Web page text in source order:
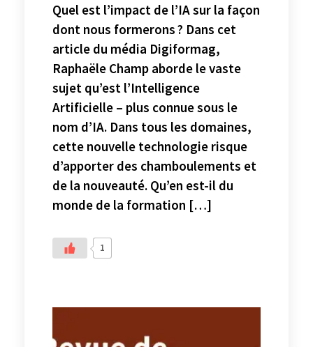
Quel est l’impact de l’IA sur la façon
dont nous formerons ? Dans cet
article du média Digiformag,
Raphaële Champ aborde le vaste
sujet qu’est l’Intelligence
Artificielle – plus connue sous le
nom d’IA. Dans tous les domaines,
cette nouvelle technologie risque
d’apporter des chamboulements et
de la nouveauté. Qu’en est-il du
monde de la formation […]
1